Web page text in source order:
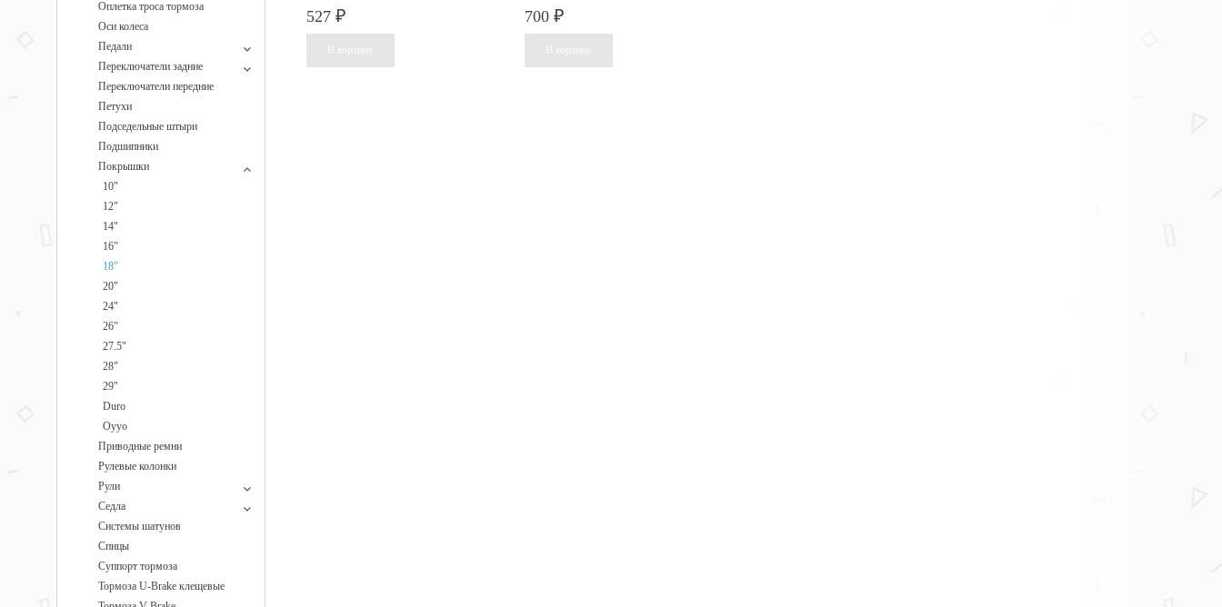
Оплетка троса тормоза
Оси колеса
Педали
Переключатели задние
Переключатели передние
Петухи
Подседельные штыри
Подшипники
Покрышки
10"
12"
14"
16"
18"
20"
24"
26"
27.5"
28"
29"
Duro
Oyyo
Приводные ремни
Рулевые колонки
Рули
Седла
Системы шатунов
Спицы
Суппорт тормоза
Тормоза U-Brake клещевые
527 ₽ 700 ₽